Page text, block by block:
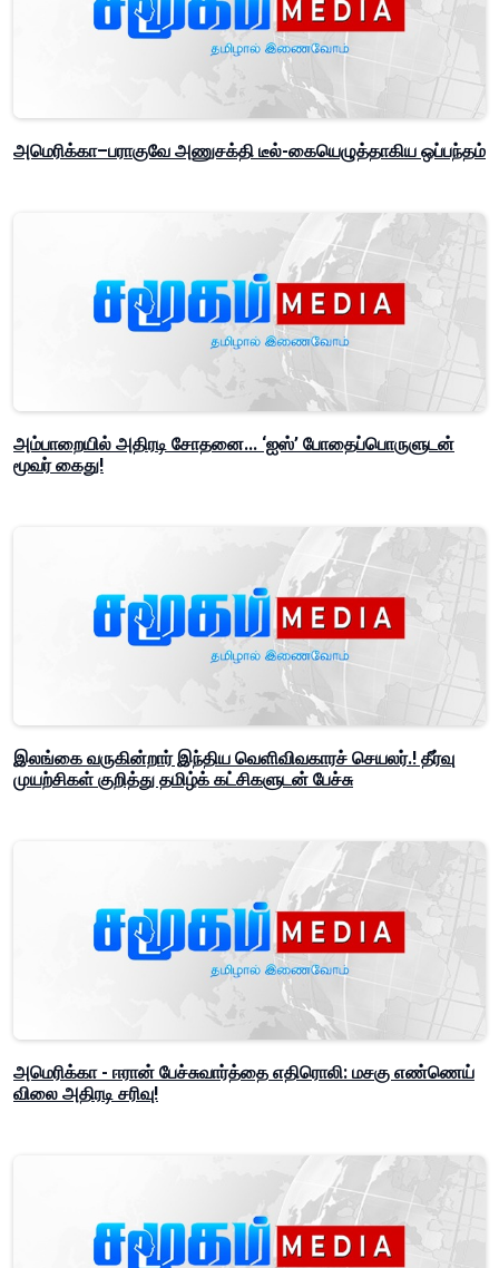
அமெரிக்கா–பராகுவே அணுசக்தி டீல்-கையெழுத்தாகிய ஒப்பந்தம்
அம்பாறையில் அதிரடி சோதனை... ‘ஐஸ்’ போதைப்பொருளுடன்
மூவர் கைது!
இலங்கை வருகின்றார் இந்திய வெளிவிவகாரச் செயலர்.! தீர்வு
முயற்சிகள் குறித்து தமிழ்க் கட்சிகளுடன் பேச்சு
அமெரிக்கா - ஈரான் பேச்சுவார்த்தை எதிரொலி: மசகு எண்ணெய்
விலை அதிரடி சரிவு!